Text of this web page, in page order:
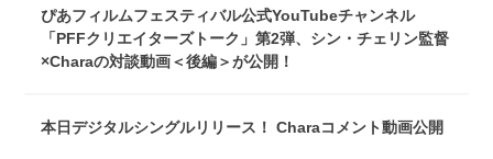
ぴあフィルムフェスティバル公式YouTubeチャンネル
「PFFクリエイターズトーク」第2弾、シン・チェリン監督
×Charaの対談動画＜後編＞が公開！
本日デジタルシングルリリース！ Charaコメント動画公開